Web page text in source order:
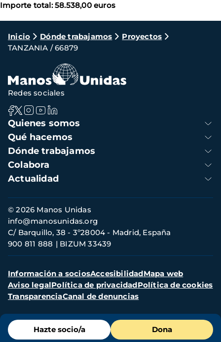
Importe total: 58.538,00 euros
Ruta
de
navegación
Inicio Dónde trabajamos
Proyectos
TANZANIA / 66879
Menú
de
Hazte socio/a Dona
Navegación
principal
Quienes somos
Qué hacemos
Dónde trabajamos
Colabora
Actualidad
Redes sociales
Información
de
contacto
© 2026 Manos Unidas
C/ Barquillo, 38 - 3º28004 - Madrid, España
900 811 888
BIZUM 33439
info@manosunidas.org
Menú
secundario
Información a sociosAccesibilidadMapa web
Aviso legalPolítica de privacidadPolítica de cookies
TransparenciaCanal de denuncias